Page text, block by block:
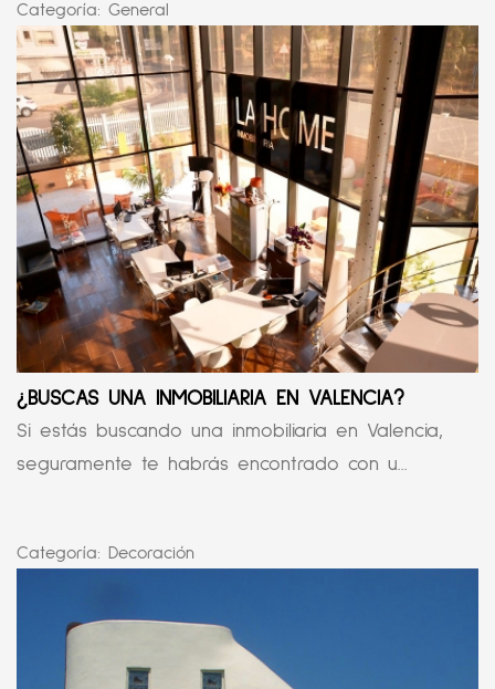
Categoría: General
¿BUSCAS UNA INMOBILIARIA EN VALENCIA?
Si estás buscando una inmobiliaria en Valencia,
seguramente te habrás encontrado con u...
Categoría: Decoración